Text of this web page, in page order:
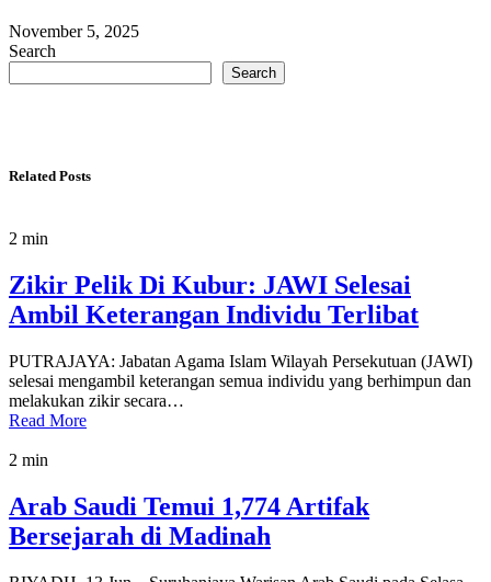
November 5, 2025
Search
Search
Related Posts
2 min
Zikir Pelik Di Kubur: JAWI Selesai
Ambil Keterangan Individu Terlibat
PUTRAJAYA: Jabatan Agama Islam Wilayah Persekutuan (JAWI)
selesai mengambil keterangan semua individu yang berhimpun dan
melakukan zikir secara…
Read More
2 min
Arab Saudi Temui 1,774 Artifak
Bersejarah di Madinah